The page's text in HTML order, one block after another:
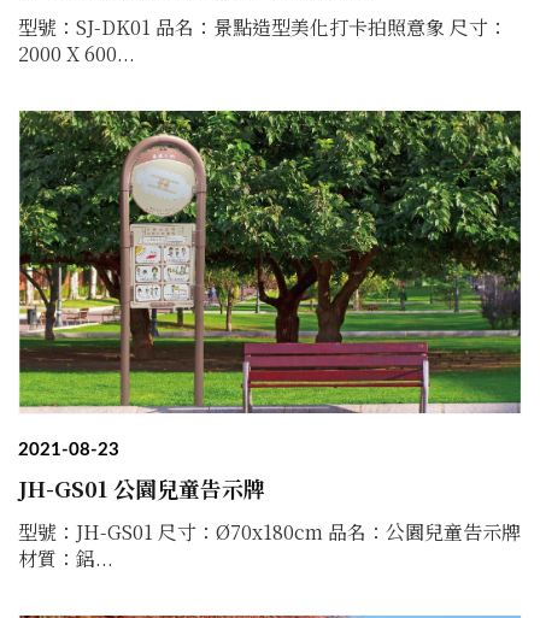
型號：SJ-DK01 品名：景點造型美化打卡拍照意象 尺寸：
2000 X 600...
2021-08-23
JH-GS01 公園兒童告示牌
型號：JH-GS01 尺寸：Ø70x180cm 品名：公園兒童告示牌
材質：鋁...